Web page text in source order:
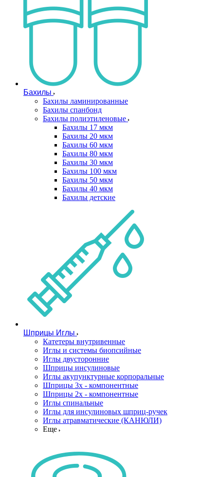
Бахилы
Бахилы ламинированные
Бахилы спанбонд
Бахилы полиэтиленовые
Бахилы 17 мкм
Бахилы 20 мкм
Бахилы 60 мкм
Бахилы 80 мкм
Бахилы 30 мкм
Бахилы 100 мкм
Бахилы 50 мкм
Бахилы 40 мкм
Бахилы детские
Шприцы Иглы
Катетеры внутривенные
Иглы и системы биопсийные
Иглы двусторонние
Шприцы инсулиновые
Иглы акупунктурные корпоральные
Шприцы 3х - компонентные
Шприцы 2х - компонентные
Иглы спинальные
Иглы для инсулиновых шприц-ручек
Иглы атравматические (КАНЮЛИ)
Еще